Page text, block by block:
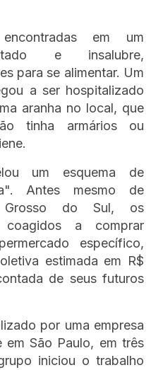
em um
e insalubre,
para se alimentar. Um
a ser hospitalizado
aranha no local, que
tinha armários ou
um esquema de
Antes mesmo de
do Sul, os
coagidos a comprar
específico,
estimada em R$
de seus futuros
por uma empresa
em São Paulo, em três
iniciou o trabalho